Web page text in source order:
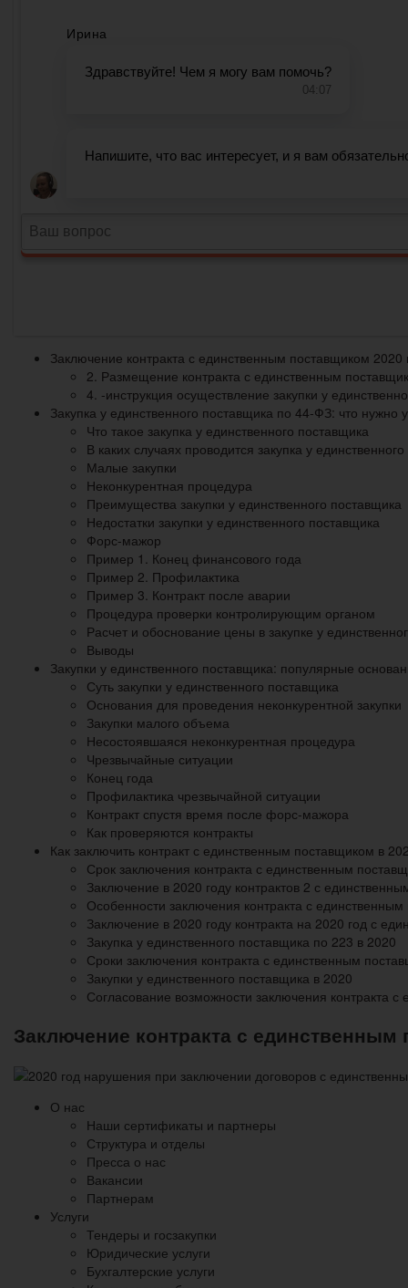
Заключение контракта с единственным поставщиком 2020
2. Размещение контракта с единственным
4. -инструкция осуществление закупки у
Закупка у единственного поставщика по 44‑ФЗ: что нужно
Что такое закупка у единственного поставщика
В каких случаях проводится закупка у
Малые закупки
Неконкурентная процедура
Преимущества закупки у единственного поставщика
Недостатки закупки у единственного поставщика
Форс-мажор
Пример 1. Конец финансового года
Пример 2. Профилактика
Пример 3. Контракт после аварии
Процедура проверки контролирующим органом
Расчет и обоснование цены в закупке у
Выводы
Закупки у единственного поставщика: популярные
Суть закупки у единственного поставщика
Основания для проведения неконкурентной закупки
Закупки малого объема
Несостоявшаяся неконкурентная процедура
Чрезвычайные ситуации
Конец года
Профилактика чрезвычайной ситуации
Контракт спустя время после форс-мажора
Как проверяются контракты
Как заключить контракт с единственным поставщиком в
Срок заключения контракта с единственным
Заключение в 2020 году контрактов 2 с
Особенности заключения контракта с
Заключение в 2020 году контракта на 2020 год с
Закупка у единственного поставщика по 223 в 2020
Сроки заключения контракта с единственным
Закупки у единственного поставщика в 2020
Согласование возможности заключения контракта
Заключение контракта с единственным
О нас
Наши сертификаты и партнеры
Структура и отделы
Пресса о нас
Вакансии
Партнерам
Услуги
Тендеры и госзакупки
Юридические услуги
Бухгалтерские услуги